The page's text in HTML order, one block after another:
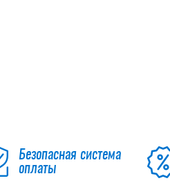
Безопасная система
оплаты